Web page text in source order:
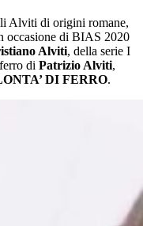
Alviti di origini romane,
occasione di BIAS 2020
Alviti, della serie I
di Patrizio Alviti,
DI FERRO.